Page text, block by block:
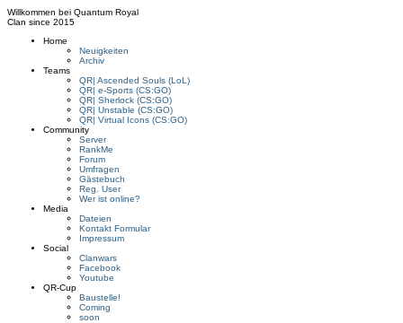
Willkommen bei Quantum Royal
Clan since 2015
Home
Neuigkeiten
Archiv
Teams
QR| Ascended Souls (LoL)
QR| e-Sports (CS:GO)
QR| Sherlock (CS:GO)
QR| Unstable (CS:GO)
QR| Virtual Icons (CS:GO)
Community
Server
RankMe
Forum
Umfragen
Gästebuch
Reg. User
Wer ist online?
Media
Dateien
Kontakt Formular
Impressum
Social
Clanwars
Facebook
Youtube
QR-Cup
Baustelle!
Coming
soon